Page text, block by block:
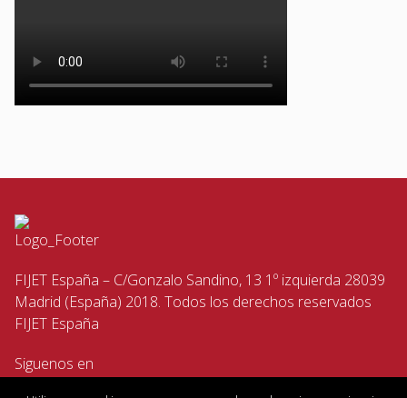
FIJET España – C/Gonzalo Sandino, 13 1º izquierda 28039
Madrid (España) 2018. Todos los derechos reservados
FIJET España
Siguenos en